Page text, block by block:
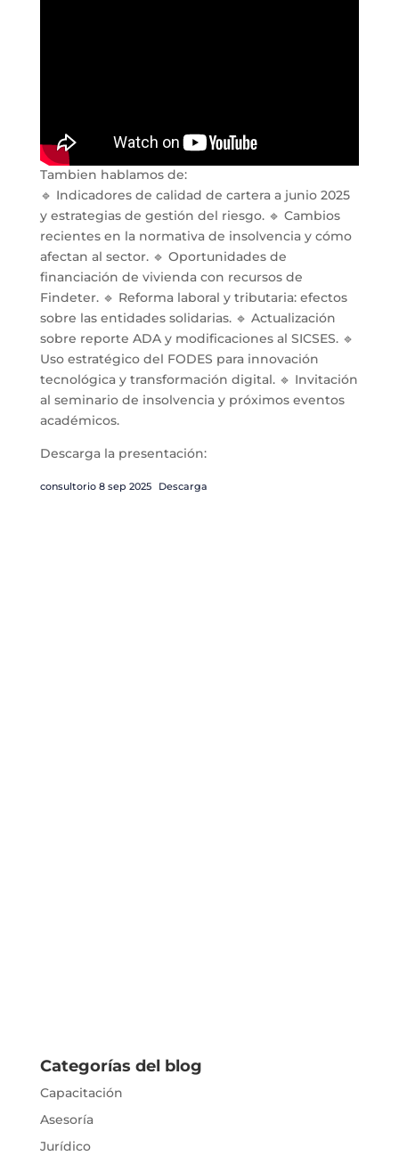
Tambien hablamos de:
🔹 Indicadores de calidad de cartera a junio 2025
y estrategias de gestión del riesgo. 🔹 Cambios
recientes en la normativa de insolvencia y cómo
afectan al sector. 🔹 Oportunidades de
financiación de vivienda con recursos de
Findeter. 🔹 Reforma laboral y tributaria: efectos
sobre las entidades solidarias. 🔹 Actualización
sobre reporte ADA y modificaciones al SICSES. 🔹
Uso estratégico del FODES para innovación
tecnológica y transformación digital. 🔹 Invitación
al seminario de insolvencia y próximos eventos
académicos.
Descarga la presentación:
consultorio 8 sep 2025 Descarga
Categorías del blog
Capacitación
Asesoría
Jurídico